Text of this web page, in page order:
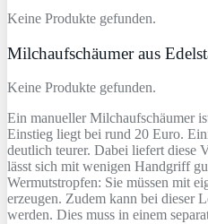
Keine Produkte gefunden.
Milchaufschäumer aus
Keine Produkte gefunden.
Ein manueller Milchaufschäumer
Einstieg liegt bei rund 20 Euro.
deutlich teurer. Dabei liefert diese
lässt sich mit wenigen Handgriff
Wermutstropfen: Sie müssen mit
erzeugen. Zudem kann bei dieser
werden. Dies muss in einem